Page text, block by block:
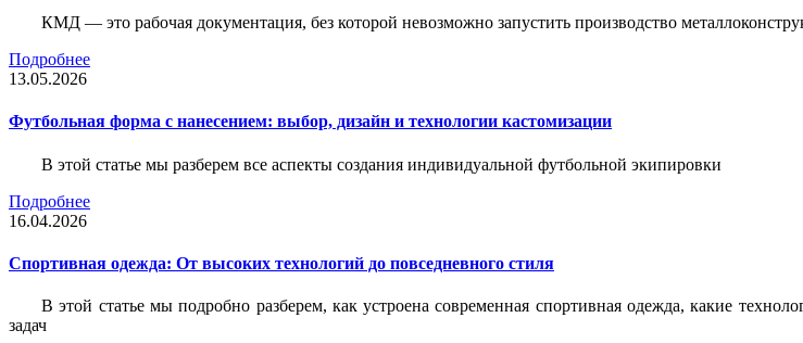
КМД — это рабочая документация, без которой невозможно запустить производство
Подробнее
13.05.2026
Футбольная форма с нанесением: выбор, дизайн и технологии кастомизации
В этой статье мы разберем все аспекты создания индивидуальной футбольной экипировки
Подробнее
16.04.2026
Спортивная одежда: От высоких технологий до повседневного стиля
В этой статье мы подробно разберем, как устроена современная спортивная одежда, какие
задач